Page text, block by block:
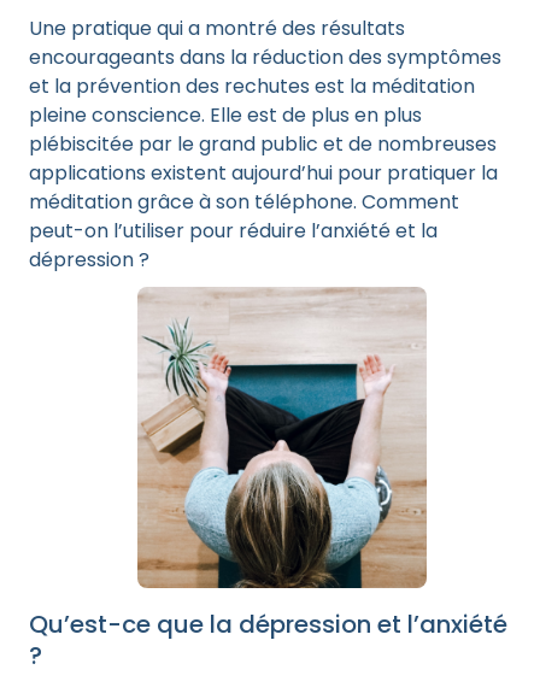
Une pratique qui a montré des résultats
encourageants dans la réduction des symptômes
et la prévention des rechutes est la méditation
pleine conscience. Elle est de plus en plus
plébiscitée par le grand public et de nombreuses
applications existent aujourd’hui pour pratiquer la
méditation grâce à son téléphone. Comment
peut-on l’utiliser pour réduire l’anxiété et la
dépression ?
Qu’est-ce que la dépression et l’anxiété
?